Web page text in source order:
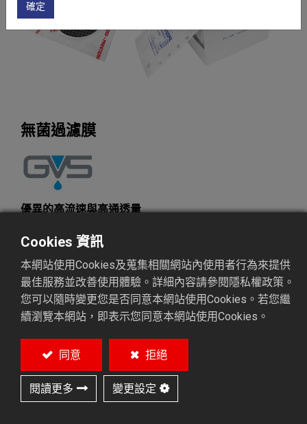
無菌過濾膜
優異的高流速與高通透量
加入詢價
產品型號:無菌過濾膜
特色 包裝 同場加映
Cookies 資訊
本網站使用Cookies及蒐集相關網站內使用者行為來提供
最佳服務並改善使用體驗。詳細內容請參閱隱私權政策。
您可以隨時變更您是否同意本網站使用Cookies。若您繼
續瀏覽本網站，即表示您同意本網站使用Cookies。
同意 拒絕
閱讀更多 變更設定
確定